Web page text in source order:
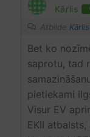
Kārlis
Atbilde
Bet ko
saprotu, tad
pietiekami
Visur EV
EKII